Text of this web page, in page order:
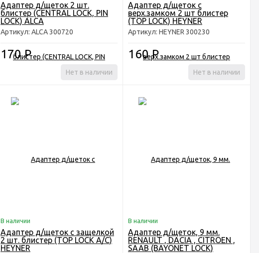
Адаптер д/щеток 2 шт.
блистер (CENTRAL LOCK, PIN
LOCK) ALCA
Артикул: ALCA 300720
170Р
Нет в наличии
Адаптер д/щеток c
верх.замком 2 шт блистер
(TOP LOCK) HEYNER
Артикул: HEYNER 300230
160Р
Нет в наличии
В наличии
Адаптер д/щеток с защелкой
2 шт. блистер (TOP LOCK A/C)
HEYNER
В наличии
Адаптер д/щеток, 9 мм.
RENAULT , DACIA , CITROEN ,
SAAB (BAYONET LOCK)